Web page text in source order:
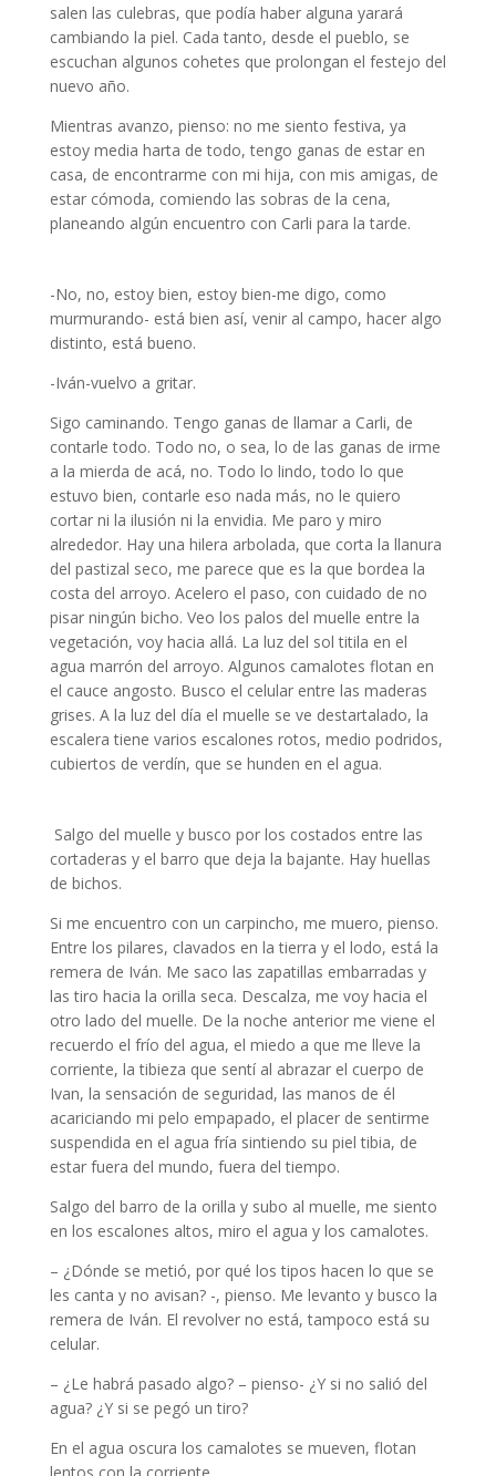
salen las culebras, que podía haber alguna yarará
cambiando la piel. Cada tanto, desde el pueblo, se
escuchan algunos cohetes que prolongan el festejo del
nuevo año.
Mientras avanzo, pienso: no me siento festiva, ya
estoy media harta de todo, tengo ganas de estar en
casa, de encontrarme con mi hija, con mis amigas, de
estar cómoda, comiendo las sobras de la cena,
planeando algún encuentro con Carli para la tarde.
-No, no, estoy bien, estoy bien-me digo, como
murmurando- está bien así, venir al campo, hacer algo
distinto, está bueno.
-Iván-vuelvo a gritar.
Sigo caminando. Tengo ganas de llamar a Carli, de
contarle todo. Todo no, o sea, lo de las ganas de irme
a la mierda de acá, no. Todo lo lindo, todo lo que
estuvo bien, contarle eso nada más, no le quiero
cortar ni la ilusión ni la envidia. Me paro y miro
alrededor. Hay una hilera arbolada, que corta la llanura
del pastizal seco, me parece que es la que bordea la
costa del arroyo. Acelero el paso, con cuidado de no
pisar ningún bicho. Veo los palos del muelle entre la
vegetación, voy hacia allá. La luz del sol titila en el
agua marrón del arroyo. Algunos camalotes flotan en
el cauce angosto. Busco el celular entre las maderas
grises. A la luz del día el muelle se ve destartalado, la
escalera tiene varios escalones rotos, medio podridos,
cubiertos de verdín, que se hunden en el agua.
Salgo del muelle y busco por los costados entre las
cortaderas y el barro que deja la bajante. Hay huellas
de bichos.
Si me encuentro con un carpincho, me muero, pienso.
Entre los pilares, clavados en la tierra y el lodo, está la
remera de Iván. Me saco las zapatillas embarradas y
las tiro hacia la orilla seca. Descalza, me voy hacia el
otro lado del muelle. De la noche anterior me viene el
recuerdo el frío del agua, el miedo a que me lleve la
corriente, la tibieza que sentí al abrazar el cuerpo de
Ivan, la sensación de seguridad, las manos de él
acariciando mi pelo empapado, el placer de sentirme
suspendida en el agua fría sintiendo su piel tibia, de
estar fuera del mundo, fuera del tiempo.
Salgo del barro de la orilla y subo al muelle, me siento
en los escalones altos, miro el agua y los camalotes.
– ¿Dónde se metió, por qué los tipos hacen lo que se
les canta y no avisan? -, pienso. Me levanto y busco la
remera de Iván. El revolver no está, tampoco está su
celular.
– ¿Le habrá pasado algo? – pienso- ¿Y si no salió del
agua? ¿Y si se pegó un tiro?
En el agua oscura los camalotes se mueven, flotan